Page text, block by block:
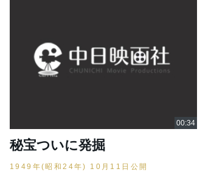
秘宝ついに発掘
1949年(昭和24年) 10月11日公開